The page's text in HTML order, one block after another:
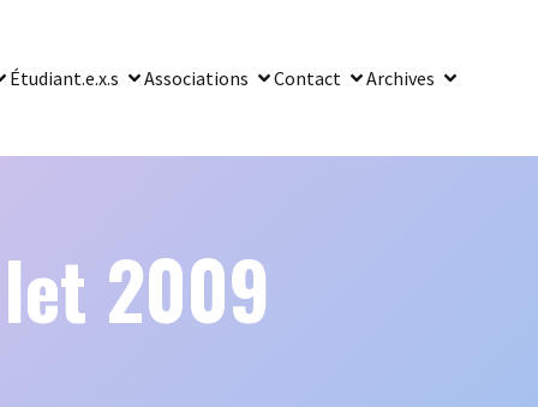
Étudiant.e.x.s Associations Contact Archives
2009